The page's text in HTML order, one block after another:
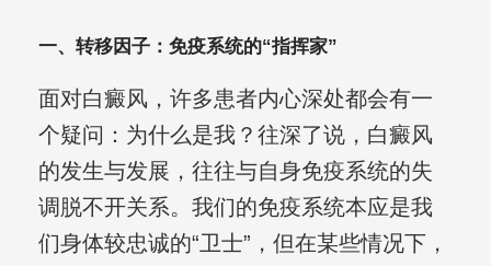
一、转移因子：免疫系统的“指挥家”
面对白癜风，许多患者内心深处都会有一
个疑问：为什么是我？往深了说，白癜风
的发生与发展，往往与自身免疫系统的失
调脱不开关系。我们的免疫系统本应是我
们身体较忠诚的“卫士”，但在某些情况下，